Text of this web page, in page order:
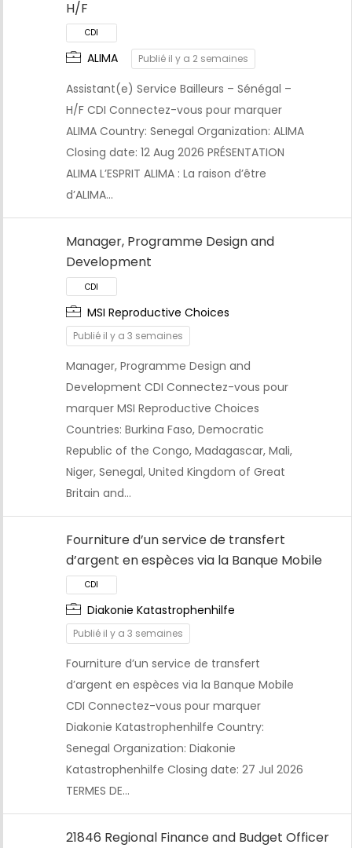
CDI
CDI
H/F
ALIMA Publié il y a 2 semaines
Assistant(e) Service Bailleurs – Sénégal –
H/F CDI Connectez-vous pour marquer
ALIMA Country: Senegal Organization: ALIMA
Closing date: 12 Aug 2026 PRÉSENTATION
ALIMA L’ESPRIT ALIMA : La raison d’être
d’ALIMA…
Manager, Programme Design and
Development
MSI Reproductive Choices
Publié il y a 3 semaines
Manager, Programme Design and
Development CDI Connectez-vous pour
marquer MSI Reproductive Choices
Countries: Burkina Faso, Democratic
Republic of the Congo, Madagascar, Mali,
Niger, Senegal, United Kingdom of Great
Britain and…
Fourniture d’un service de transfert
d’argent en espèces via la Banque Mobile
Diakonie Katastrophenhilfe
Publié il y a 3 semaines
Fourniture d’un service de transfert
d’argent en espèces via la Banque Mobile
CDI Connectez-vous pour marquer
Diakonie Katastrophenhilfe Country:
Senegal Organization: Diakonie
Katastrophenhilfe Closing date: 27 Jul 2026
TERMES DE…
21846 Regional Finance and Budget Officer